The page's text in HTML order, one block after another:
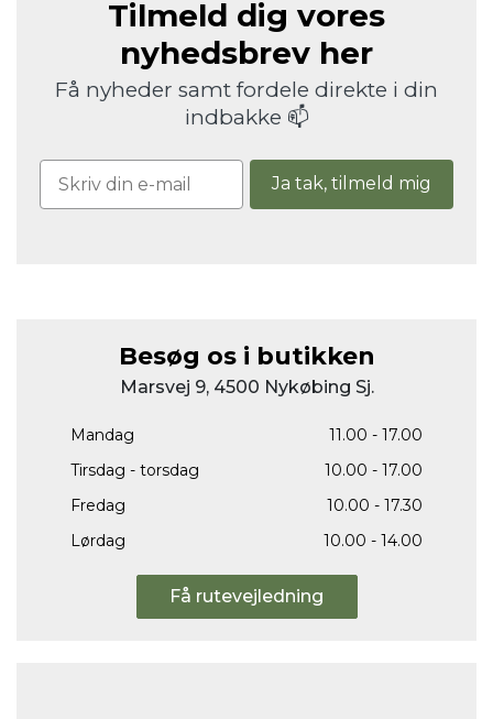
Tilmeld dig vores
nyhedsbrev her
Få nyheder samt fordele direkte i din
indbakke 📫
Ja tak, tilmeld mig
Besøg os i butikken
Marsvej 9, 4500 Nykøbing Sj.
Mandag
11.00 - 17.00
Tirsdag - torsdag
10.00 - 17.00
Fredag
10.00 - 17.30
Lørdag
10.00 - 14.00
Få rutevejledning